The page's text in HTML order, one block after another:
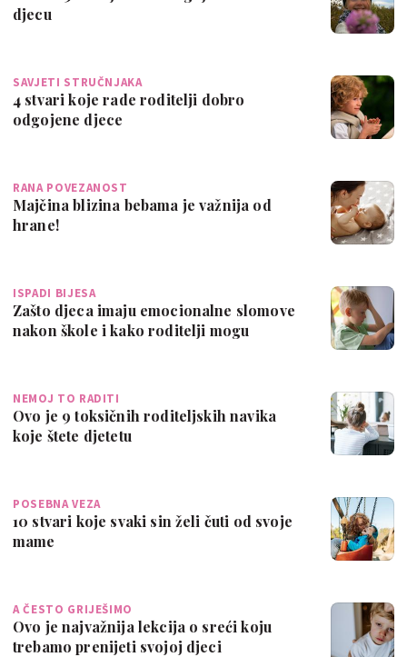
djecu
SAVJETI STRUČNJAKA
4 stvari koje rade roditelji dobro
odgojene djece
RANA POVEZANOST
Majčina blizina bebama je važnija od
hrane!
ISPADI BIJESA
Zašto djeca imaju emocionalne slomove
nakon škole i kako roditelji mogu
NEMOJ TO RADITI
Ovo je 9 toksičnih roditeljskih navika
koje štete djetetu
POSEBNA VEZA
10 stvari koje svaki sin želi čuti od svoje
mame
A ČESTO GRIJEŠIMO
Ovo je najvažnija lekcija o sreći koju
trebamo prenijeti svojoj djeci